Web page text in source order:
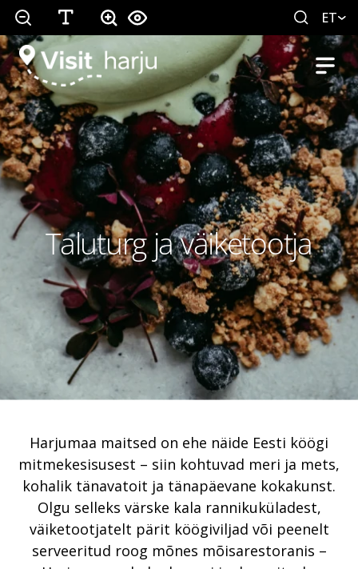
ET
Taluturg ja väiketootja
Harjumaa maitsed on ehe näide Eesti köögi
mitmekesisusest – siin kohtuvad meri ja mets,
kohalik tänavatoit ja tänapäevane kokakunst.
Olgu selleks värske kala rannikuküladest,
väiketootjatelt pärit köögiviljad või peenelt
serveeritud roog mõnes mõisarestoranis –